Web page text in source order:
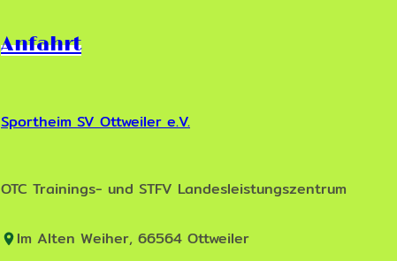
Anfahrt
Sportheim SV Ottweiler e.V.
OTC Trainings- und STFV Landesleistungszentrum
Im Alten Weiher, 66564 Ottweiler